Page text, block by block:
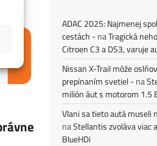
ADAC 2025: Najmenej
cestách -naTragická
Citroen C3 a DS3, varuje
Nissan X-Trail môže
prepínaním svetiel -na
milión áut s motorom 1.5
Vlani sa tieto autá museli
naStellantis zvoláva viac
BlueHDi